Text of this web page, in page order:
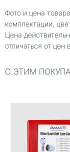
Фото и цена
комплектации,
Цена
отличаться от цен
С ЭТИМ